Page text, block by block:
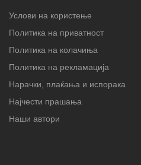
Услови на користење
Политика на приватност
Политика на колачиња
Политика на рекламација
Нарачки, плаќања и испорака
Најчести прашања
Наши автори